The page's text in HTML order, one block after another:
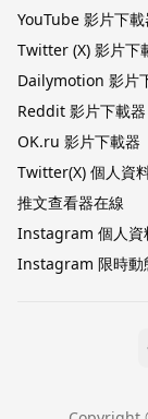
YouTube 影片下載
Twitter (X) 影片下
Dailymotion 影片
Reddit 影片下載器
OK.ru 影片下載器
Twitter(X) 個人資
推文查看器在線
Instagram 個人資
Instagram 限時動